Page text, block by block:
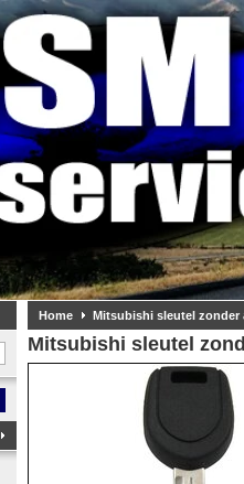
Home Mitsubishi sleutel zonder
Mitsubishi sleutel